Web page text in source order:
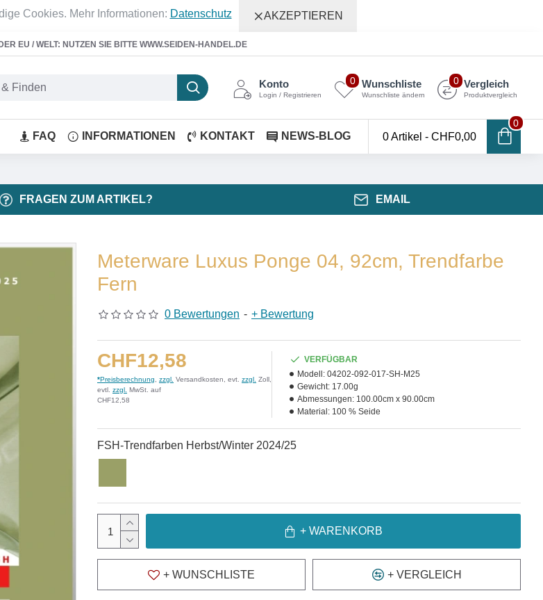
Cookies. Mehr Informationen: Datenschutz AKZEPTIEREN
EU / WELT: NUTZEN SIE BITTE WWW.SEIDEN-HANDEL.DE
Konto
Login / Registrieren
Wunschliste
Wunschliste ändern
0 Vergleich
Produktvergleich
0
FAQ INFORMATIONEN KONTAKT NEWS-BLOG 0 Artikel - CHF0,00
0
FRAGEN ZUM ARTIKEL? EMAIL
Meterware Luxus Ponge 04, 92cm, Trendfarbe
Fern
0 Bewertungen - + Bewertung
CHF12,58
*Preisberechnung zzgl. Versandkosten, evt. zzgl. Zoll,
evtl. zzgl. MwSt. auf
CHF12,58
VERFÜGBAR
Modell: 04202-092-017-SH-M25
Gewicht: 17.00g
Abmessungen: 100.00cm x 90.00cm
Material: 100 % Seide
FSH-Trendfarben Herbst/Winter 2024/25
+ WARENKORB
+ WUNSCHLISTE + VERGLEICH